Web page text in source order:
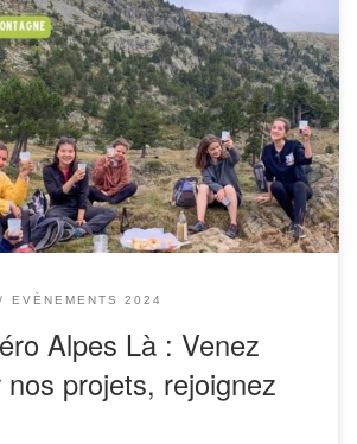
rejoignez nous pour partager un verre
Mais qui se cache derrière
Là? C’est quoi la différence avec le
EVÈNEMENTS 2024
Alpes Là : Venez
projets, rejoignez